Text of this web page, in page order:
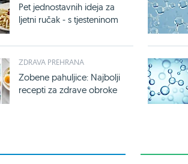
Pet jednostavnih ideja za
ljetni ručak - s tjesteninom
ZDRAVA PREHRANA
Zobene pahuljice: Najbolji
recepti za zdrave obroke